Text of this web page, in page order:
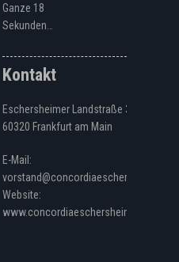
Ganze 18
Sekunden…
Kontakt
Eschersheimer Landstraße 328
60320 Frankfurt am Main
E-Mail:
vorstand@concordiaeschersheim.de
Website:
www.concordiaeschersheim.de